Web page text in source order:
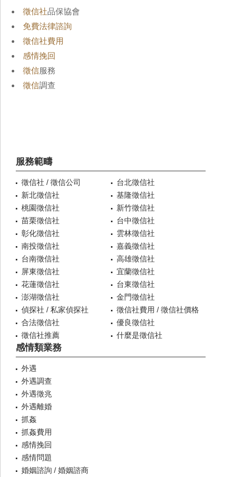
徵信社品保協會
免費法律諮詢
徵信社費用
感情挽回
徵信服務
徵信調查
服務範疇
徵信社 / 徵信公司
台北徵信社
新北徵信社
基隆徵信社
桃園徵信社
新竹徵信社
苗栗徵信社
台中徵信社
彰化徵信社
雲林徵信社
南投徵信社
嘉義徵信社
台南徵信社
高雄徵信社
屏東徵信社
宜蘭徵信社
花蓮徵信社
台東徵信社
澎湖徵信社
金門徵信社
偵探社 / 私家偵探社
徵信社費用 / 徵信社價格
合法徵信社
優良徵信社
徵信社推薦
什麼是徵信社
感情類業務
外遇
外遇調查
外遇徵兆
外遇離婚
抓姦
抓姦費用
感情挽回
感情問題
婚姻諮詢 / 婚姻諮商